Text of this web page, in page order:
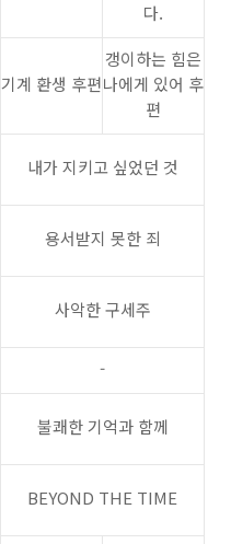
다.
기계 환생 후편
갱이하는 힘은
나에게 있어 후
편
내가 지키고 싶었던 것
용서받지 못한 죄
사악한 구세주
-
불쾌한 기억과 함께
BEYOND THE TIME